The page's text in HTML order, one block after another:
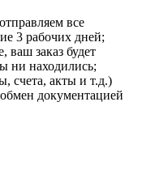
все
3 рабочих дней;
ваш заказ будет
ни находились;
счета, акты и т.д.)
документацией